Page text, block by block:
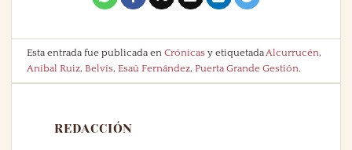
Esta entrada fue publicada enCrónicas y etiquetadaAlcurrucén,
Aníbal Ruiz,Belvís,Esaú Fernández,Puerta Grande Gestión.
REDACCIÓN